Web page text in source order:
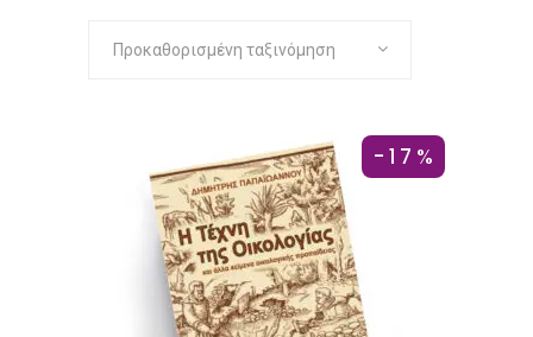
Προκαθορισμένη ταξινόμηση
-17%